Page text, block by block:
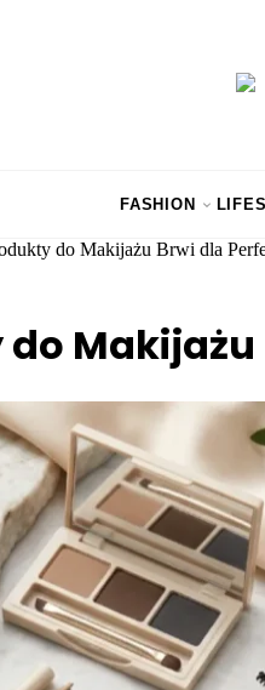
FASHION
do Makijażu Brwi dla